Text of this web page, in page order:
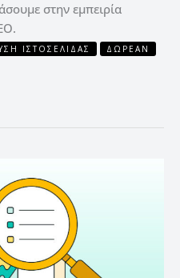
στην εμπειρία
ΙΣΤΟΣΕΛΊΔΑΣ ΔΩΡΕΆΝ